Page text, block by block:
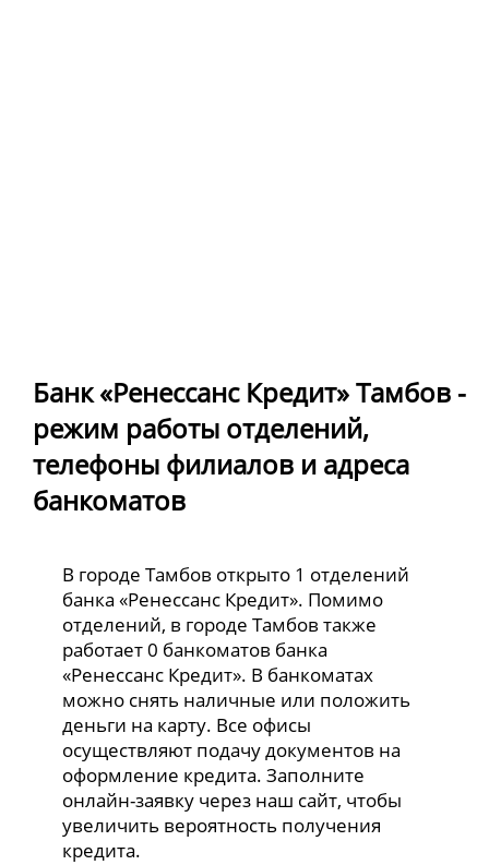
Банк «Ренессанс Кредит» Тамбов -
режим работы отделений,
телефоны филиалов и адреса
банкоматов
В городе Тамбов открыто 1 отделений
банка «Ренессанс Кредит». Помимо
отделений, в городе Тамбов также
работает 0 банкоматов банка
«Ренессанс Кредит». В банкоматах
можно снять наличные или положить
деньги на карту. Все офисы
осуществляют подачу документов на
оформление кредита. Заполните
онлайн-заявку через наш сайт, чтобы
увеличить вероятность получения
кредита.